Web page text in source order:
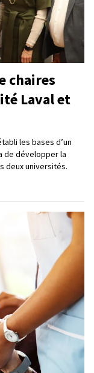
chaires
Laval et
les bases d’un
de développer la
deux universités.